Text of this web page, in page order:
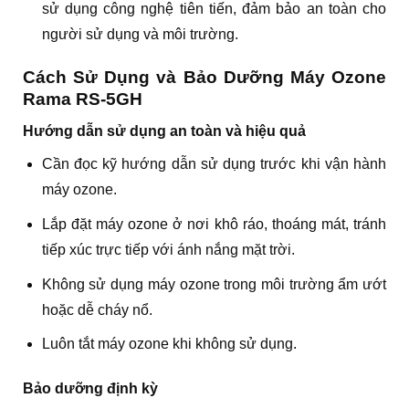
sử dụng công nghệ tiên tiến, đảm bảo an toàn cho
người sử dụng và môi trường.
Cách Sử Dụng và Bảo Dưỡng Máy Ozone
Rama RS-5GH
Hướng dẫn sử dụng an toàn và hiệu quả
Cần đọc kỹ hướng dẫn sử dụng trước khi vận hành
máy ozone.
Lắp đặt máy ozone ở nơi khô ráo, thoáng mát, tránh
tiếp xúc trực tiếp với ánh nắng mặt trời.
Không sử dụng máy ozone trong môi trường ẩm ướt
hoặc dễ cháy nổ.
Luôn tắt máy ozone khi không sử dụng.
Bảo dưỡng định kỳ